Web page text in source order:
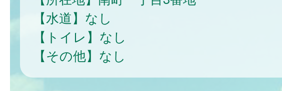
【水道】なし
【トイレ】なし
【その他】なし